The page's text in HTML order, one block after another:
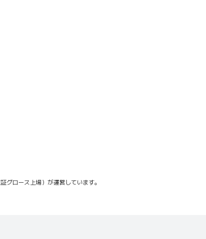
ロース上場）が運営しています。